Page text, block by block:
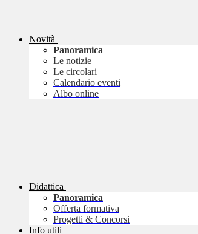
Novità
Panoramica
Le notizie
Le circolari
Calendario eventi
Albo online
Didattica
Panoramica
Offerta formativa
Progetti & Concorsi
Info utili